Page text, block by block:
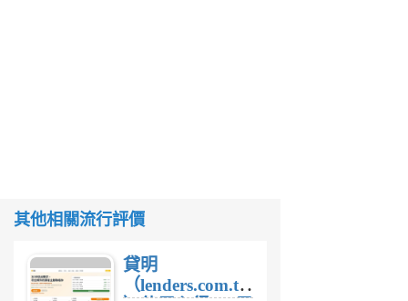
其他相關流行評價
貸明
（lenders.com.tw